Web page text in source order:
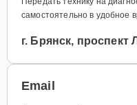
самостоятельно в удобное
г. Брянск, проспект
Email